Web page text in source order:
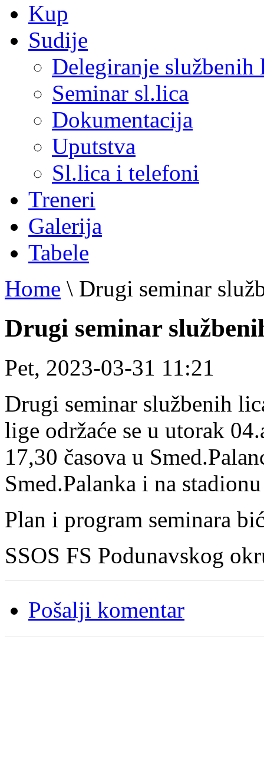
Kup
Sudije
Delegiranje službenih
Seminar sl.lica
Dokumentacija
Uputstva
Sl.lica i telefoni
Treneri
Galerija
Tabele
Home \ Drugi seminar
Drugi seminar
Pet, 2023-03-31 11:21
Drugi seminar službenih
lige održaće se u utorak
17,30 časova u
Smed.Palanka i na
Plan i program seminara
SSOS FS Podunavskog
Pošalji komentar